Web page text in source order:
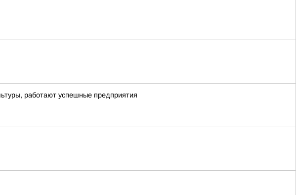
работают успешные предприятия